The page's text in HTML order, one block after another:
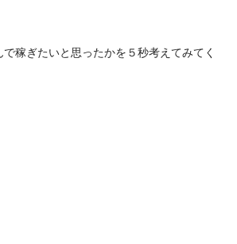
稼ぎたいと思ったかを５秒考えてみてく